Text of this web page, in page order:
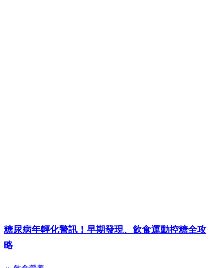
糖尿病年輕化警訊！早期發現、飲食運動控糖全攻
略